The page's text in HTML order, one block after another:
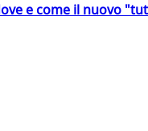
e come il nuovo